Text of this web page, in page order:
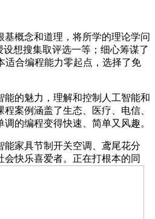
概念和道理，将所学的理论学问
想搜集取评选一等；细心筹谋了
适合编程能力零起点，选择了免
的魅力，理解和控制人工智能和
案例涵盖了生态、医疗、电信、
的编程变得快速、简单又风趣。
家具节制开关空调、鸢尾花分
快乐喜爱者。正在打根本的同